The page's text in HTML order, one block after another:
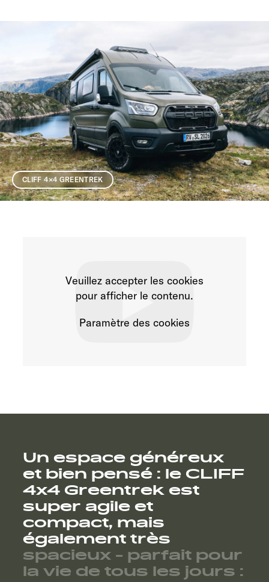
CLIFF 4×4 GREENTREK
Veuillez accepter les cookies
pour afficher le contenu.
Paramètre des cookies
Un espace généreux
et bien pensé : le CLIFF
4x4 Greentrek est
super agile et
compact, mais
également très
spacieux - parfait pour
la vie de tous les jours :